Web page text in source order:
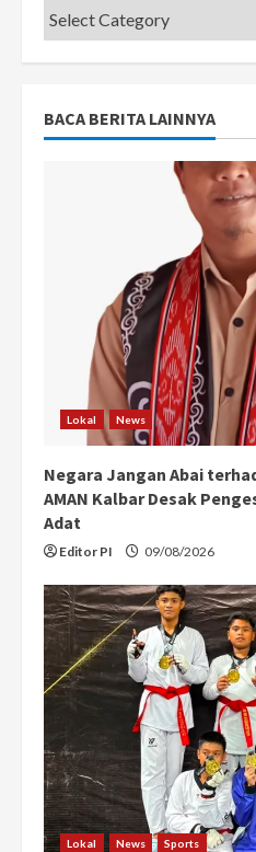
Categories
BACA BERITA LAINNYA
Lokal News
Negara Jangan Abai
AMAN Kalbar Desak
Adat
Editor PI 09/08/2026
Lokal News Sports